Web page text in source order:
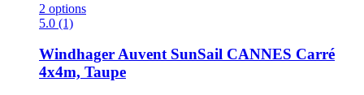
2 options
5.0 (1)
WindhagerAuvent SunSail CANNES Carré
4x4m, Taupe